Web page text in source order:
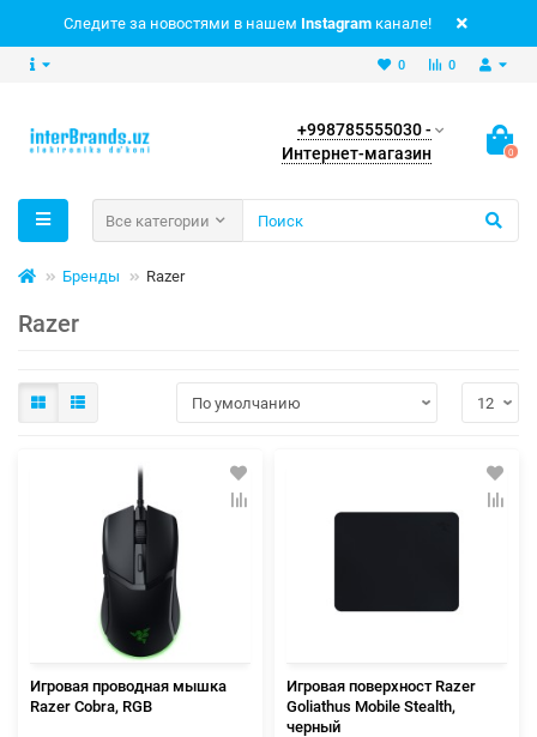
Следите за новостями в нашем Instagram канале!
0
0
+998785555030 -
Интернет-магазин
0
Все категории
Бренды Razer
Razer
Игровая проводная мышка
Razer Cobra, RGB
Игровая поверхност Razer
Goliathus Mobile Stealth,
черный